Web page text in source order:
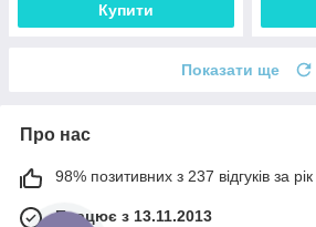
Купити
Показати ще
Про нас
98% позитивних з 237 відгуків за рік
Працює з 13.11.2013